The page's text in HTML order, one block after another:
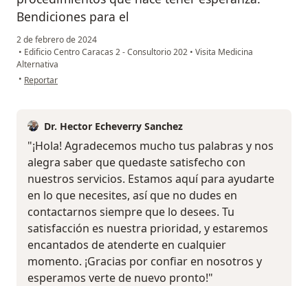
Bendiciones para el
2 de febrero de 2024
• Edificio Centro Caracas 2 - Consultorio 202 • Visita Medicina
Alternativa
• en opinión del usuario Monica R
Reportar
Dr. Hector Echeverry Sanchez
"¡Hola! Agradecemos mucho tus palabras y nos
alegra saber que quedaste satisfecho con
nuestros servicios. Estamos aquí para ayudarte
en lo que necesites, así que no dudes en
contactarnos siempre que lo desees. Tu
satisfacción es nuestra prioridad, y estaremos
encantados de atenderte en cualquier
momento. ¡Gracias por confiar en nosotros y
esperamos verte de nuevo pronto!"